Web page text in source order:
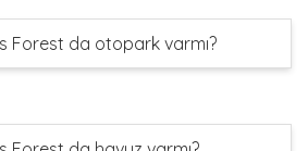
Forest da otopark varmı?